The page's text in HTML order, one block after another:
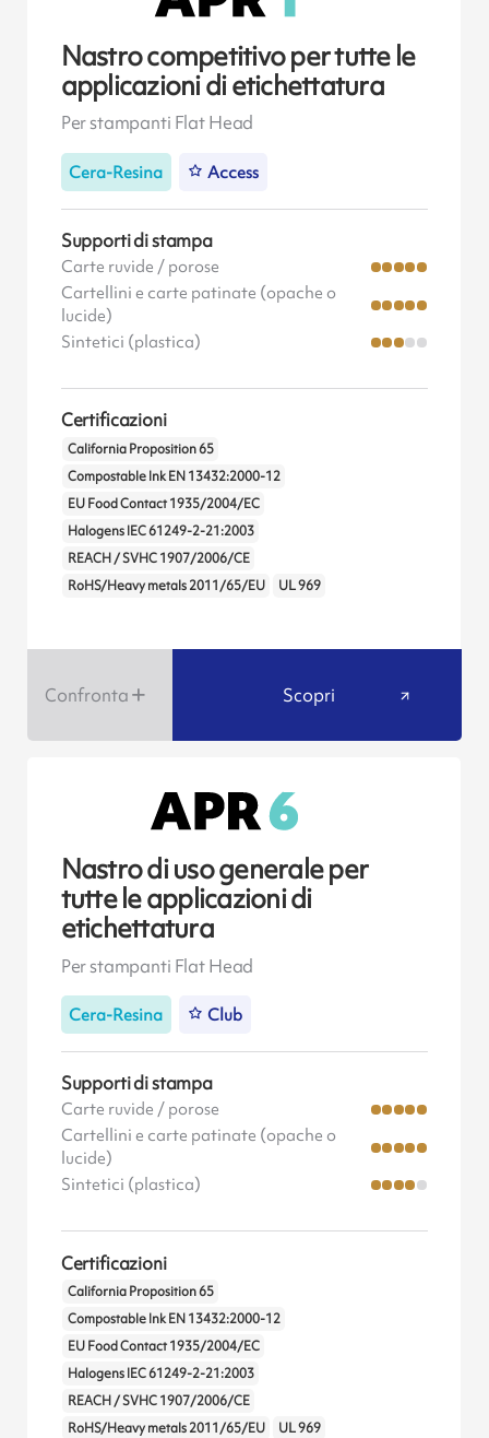
Nastro competitivo per tutte le
applicazioni di etichettatura
Per stampanti Flat Head
Cera-Resina Access
Supporti di stampa
Carte ruvide / porose
Cartellini e carte patinate (opache o
lucide)
Sintetici (plastica)
Certificazioni
California Proposition 65
Compostable Ink EN 13432:2000-12
EU Food Contact 1935/2004/EC
Halogens IEC 61249-2-21:2003
REACH / SVHC 1907/2006/CE
RoHS/Heavy metals 2011/65/EU
UL 969
Confronta Scopri
Nastro di uso generale per
tutte le applicazioni di
etichettatura
Per stampanti Flat Head
Cera-Resina Club
Supporti di stampa
Carte ruvide / porose
Cartellini e carte patinate (opache o
lucide)
Sintetici (plastica)
Certificazioni
California Proposition 65
Compostable Ink EN 13432:2000-12
EU Food Contact 1935/2004/EC
Halogens IEC 61249-2-21:2003
REACH / SVHC 1907/2006/CE
RoHS/Heavy metals 2011/65/EU
UL 969